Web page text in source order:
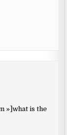
»]what is the